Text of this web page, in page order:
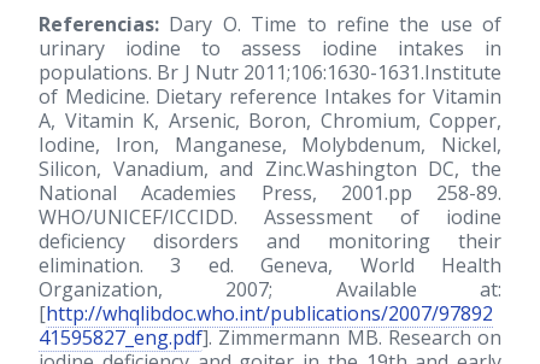
Referencias: Dary O. Time to refine the use of
urinary iodine to assess iodine intakes in
populations. Br J Nutr 2011;106:1630-1631.Institute
of Medicine. Dietary reference Intakes for Vitamin
A, Vitamin K, Arsenic, Boron, Chromium, Copper,
Iodine, Iron, Manganese, Molybdenum, Nickel,
Silicon, Vanadium, and Zinc.Washington DC, the
National Academies Press, 2001.pp 258-89.
WHO/UNICEF/ICCIDD. Assessment of iodine
deficiency disorders and monitoring their
elimination. 3 ed. Geneva, World Health
Organization, 2007; Available at:
[http://whqlibdoc.who.int/publications/2007/97892
41595827_eng.pdf]. Zimmermann MB. Research on